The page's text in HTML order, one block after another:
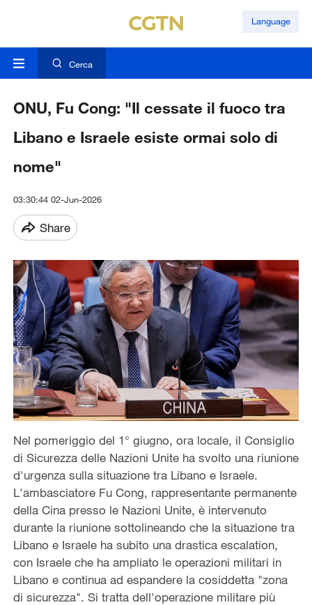
Language
Cerca
ONU, Fu Cong: "Il cessate il fuoco tra
Libano e Israele esiste ormai solo di
nome"
03:30:44 02-Jun-2026
Share
Nel pomeriggio del 1° giugno, ora locale, il Consiglio
di Sicurezza delle Nazioni Unite ha svolto una riunione
d'urgenza sulla situazione tra Libano e Israele.
L'ambasciatore Fu Cong, rappresentante permanente
della Cina presso le Nazioni Unite, è intervenuto
durante la riunione sottolineando che la situazione tra
Libano e Israele ha subito una drastica escalation,
con Israele che ha ampliato le operazioni militari in
Libano e continua ad espandere la cosiddetta "zona
di sicurezza". Si tratta dell'operazione militare più